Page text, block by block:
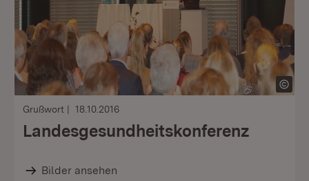
Grußwort 18.10.2016
Landesgesundheitskonferenz
Bilder ansehen